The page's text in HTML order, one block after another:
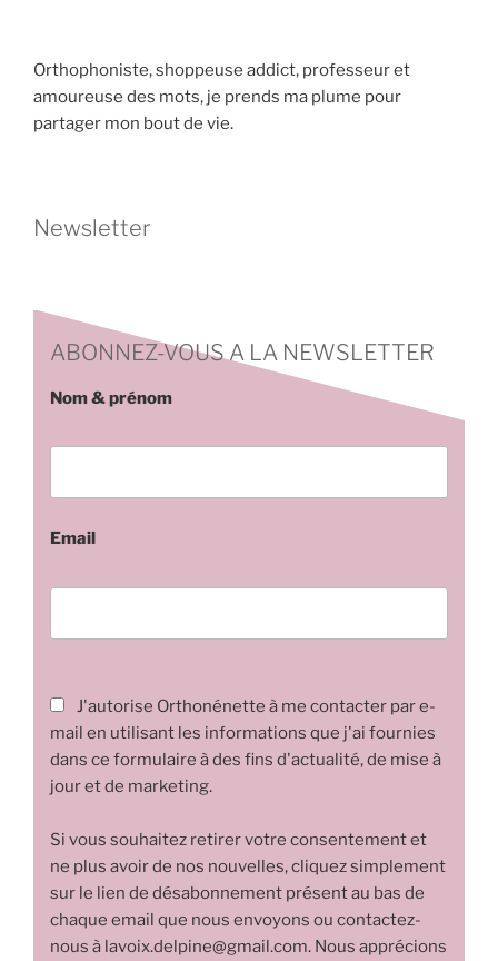
Orthophoniste, shoppeuse addict, professeur et
amoureuse des mots, je prends ma plume pour
partager mon bout de vie.
Newsletter
ABONNEZ-VOUS A LA NEWSLETTER
Nom & prénom
Email
J'autorise Orthonénette à me contacter par e-
mail en utilisant les informations que j'ai fournies
dans ce formulaire à des fins d'actualité, de mise à
jour et de marketing.
Si vous souhaitez retirer votre consentement et
ne plus avoir de nos nouvelles, cliquez simplement
sur le lien de désabonnement présent au bas de
chaque email que nous envoyons ou contactez-
nous à lavoix.delpine@gmail.com. Nous apprécions